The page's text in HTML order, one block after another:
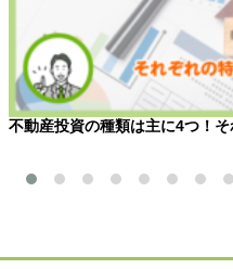
不動産投資の種類は主に4つ！